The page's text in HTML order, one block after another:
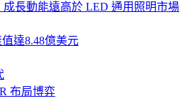
成長動能遠高於 LED 通用照明市場
達8.48億美元
布局博弈